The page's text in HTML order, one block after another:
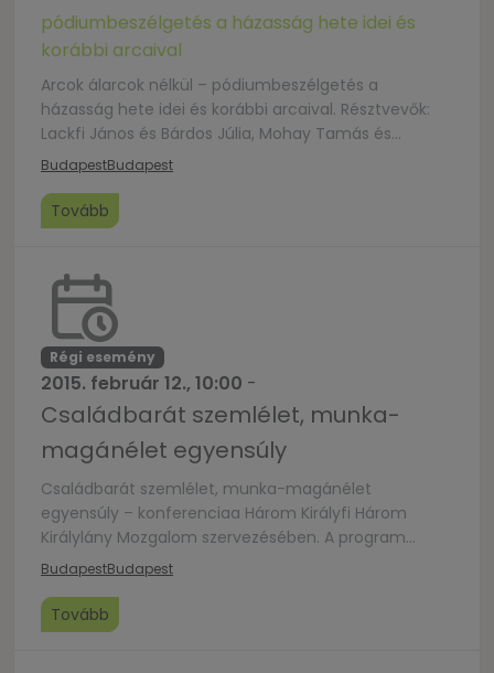
pódiumbeszélgetés a házasság hete idei és
korábbi arcaival
Arcok álarcok nélkül – pódiumbeszélgetés a
házasság hete idei és korábbi arcaival. Résztvevők:
Lackfi János és Bárdos Júlia, Mohay Tamás és
Keresztes Ilona, Tomka János és Tomkáné Zsáry
BudapestBudapest
Tovább
Régi esemény
2015. február 12., 10:00 -
Családbarát szemlélet, munka-
magánélet egyensúly
Családbarát szemlélet, munka-magánélet
egyensúly – konferenciaa Három Királyfi Három
Királylány Mozgalom szervezésében. A program
regisztrációhoz kötött. Regisztrálni
BudapestBudapest
Tovább